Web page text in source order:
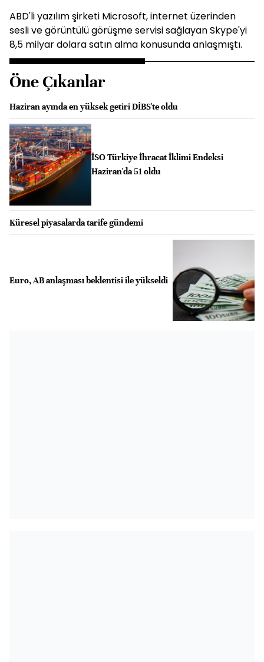
ABD'li yazılım şirketi Microsoft, internet üzerinden
sesli ve görüntülü görüşme servisi sağlayan Skype'yi
8,5 milyar dolara satın alma konusunda anlaşmıştı.
Öne Çıkanlar
Haziran ayında en yüksek getiri DİBS'te oldu
İSO Türkiye İhracat İklimi Endeksi
Haziran'da 51 oldu
Küresel piyasalarda tarife gündemi
Euro, AB anlaşması beklentisi ile yükseldi